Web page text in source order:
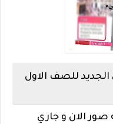
الجديد للصف الاول
الان و جاري